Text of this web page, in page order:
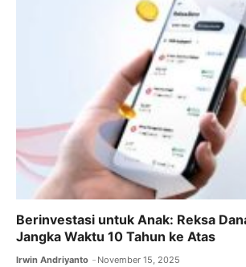
Berinvestasi untuk Anak: Reksa
Jangka Waktu 10 Tahun ke Atas
Irwin Andriyanto November 15, 2025